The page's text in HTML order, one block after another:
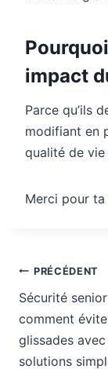
impact
Parce qu’ils
modifiant en
qualité de
Merci pour
Navigation
de
l’article
PRÉCÉDENT
Sécurité
comment
glissades
solutions